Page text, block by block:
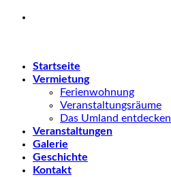
Startseite
Vermietung
Ferienwohnung
Veranstaltungsräume
Das Umland entdecken
Veranstaltungen
Galerie
Geschichte
Kontakt